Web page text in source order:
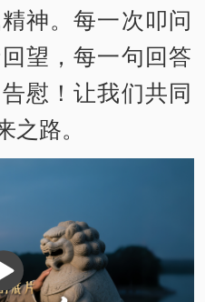
神。每一次叩问
望，每一句回答
慰！让我们共同
路。
播
放